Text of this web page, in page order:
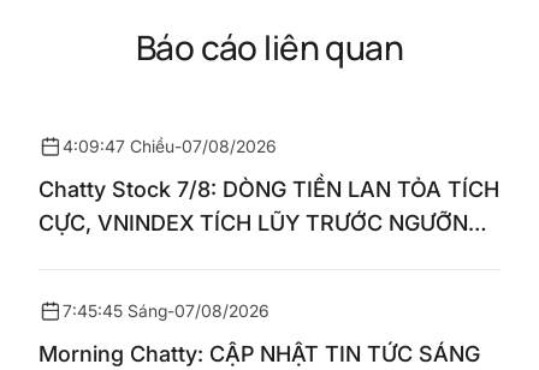
Báo cáo liên quan
4:09:47 Chiều-07/08/2026
Chatty Stock 7/8: DÒNG TIỀN LAN TỎA TÍCH
CỰC, VNINDEX TÍCH LŨY TRƯỚC NGƯỠNG
7:45:45 Sáng-07/08/2026
Morning Chatty: CẬP NHẬT TIN TỨC SÁNG